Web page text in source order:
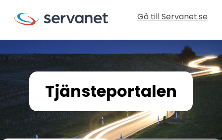
Gå till Servanet.se
Tjänsteportalen